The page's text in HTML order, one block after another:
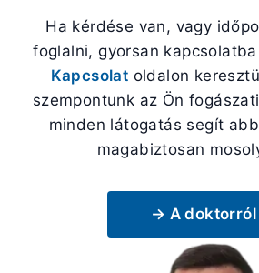
Ha kérdése van, vagy
foglalni, gyorsan
Kapcsolat oldalon
szempontunk az Ön
minden látogatás segít
magabiztosan
→ A doktorról